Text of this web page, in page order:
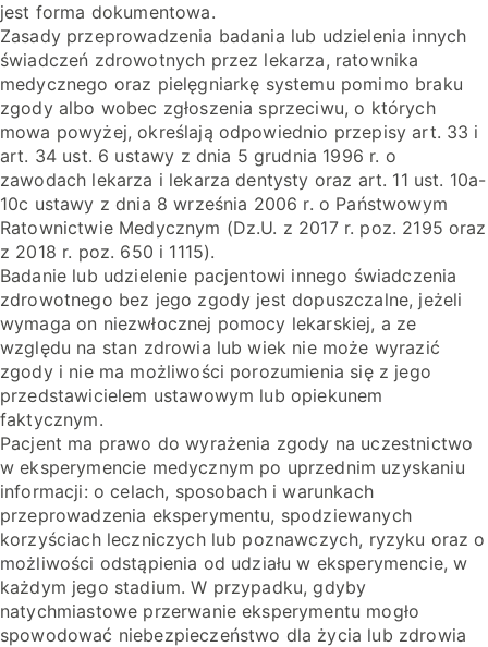
jest forma dokumentowa.
Zasady przeprowadzenia badania lub udzielenia innych
świadczeń zdrowotnych przez lekarza, ratownika
medycznego oraz pielęgniarkę systemu pomimo braku
zgody albo wobec zgłoszenia sprzeciwu, o których
mowa powyżej, określają odpowiednio przepisy art. 33 i
art. 34 ust. 6 ustawy z dnia 5 grudnia 1996 r. o
zawodach lekarza i lekarza dentysty oraz art. 11 ust. 10a-
10c ustawy z dnia 8 września 2006 r. o Państwowym
Ratownictwie Medycznym (Dz.U. z 2017 r. poz. 2195 oraz
z 2018 r. poz. 650 i 1115).
Badanie lub udzielenie pacjentowi innego świadczenia
zdrowotnego bez jego zgody jest dopuszczalne, jeżeli
wymaga on niezwłocznej pomocy lekarskiej, a ze
względu na stan zdrowia lub wiek nie może wyrazić
zgody i nie ma możliwości porozumienia się z jego
przedstawicielem ustawowym lub opiekunem
faktycznym.
Pacjent ma prawo do wyrażenia zgody na uczestnictwo
w eksperymencie medycznym po uprzednim uzyskaniu
informacji: o celach, sposobach i warunkach
przeprowadzenia eksperymentu, spodziewanych
korzyściach leczniczych lub poznawczych, ryzyku oraz o
możliwości odstąpienia od udziału w eksperymencie, w
każdym jego stadium. W przypadku, gdyby
natychmiastowe przerwanie eksperymentu mogło
spowodować niebezpieczeństwo dla życia lub zdrowia